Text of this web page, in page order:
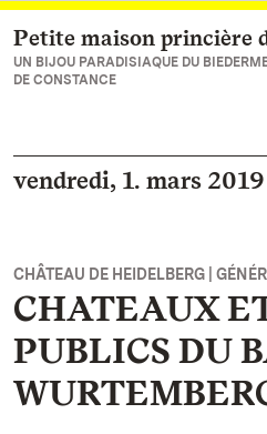
Vers la page d’accueil
Petite maison princière
UN BIJOU PARADISIAQUE DU
DE CONSTANCE
vendredi, 1. mars 2019
CHÂTEAU DE HEIDELBERG |
CHATEAUX
PUBLICS DU